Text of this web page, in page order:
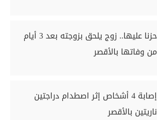
حزنا عليها.. زوج يلحق بزوجته بعد 3 أيام
من وفاتها بالأقصر
إصابة 4 أشخاص إثر اصطدام دراجتين
ناريتين بالأقصر